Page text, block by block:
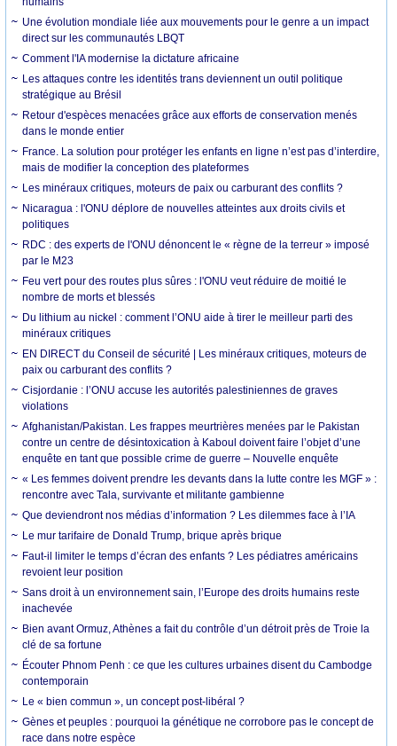
Une évolution mondiale liée aux mouvements pour le genre a un impact
direct sur les communautés LBQT
Comment l'IA modernise la dictature africaine
Les attaques contre les identités trans deviennent un outil politique
stratégique au Brésil
Retour d'espèces menacées grâce aux efforts de conservation menés
dans le monde entier
France. La solution pour protéger les enfants en ligne n’est pas d’interdire,
mais de modifier la conception des plateformes
Les minéraux critiques, moteurs de paix ou carburant des conflits ?
Nicaragua : l'ONU déplore de nouvelles atteintes aux droits civils et
politiques
RDC : des experts de l'ONU dénoncent le « règne de la terreur » imposé
par le M23
Feu vert pour des routes plus sûres : l'ONU veut réduire de moitié le
nombre de morts et blessés
Du lithium au nickel : comment l’ONU aide à tirer le meilleur parti des
minéraux critiques
EN DIRECT du Conseil de sécurité | Les minéraux critiques, moteurs de
paix ou carburant des conflits ?
Cisjordanie : l’ONU accuse les autorités palestiniennes de graves
violations
Afghanistan/Pakistan. Les frappes meurtrières menées par le Pakistan
contre un centre de désintoxication à Kaboul doivent faire l’objet d’une
enquête en tant que possible crime de guerre – Nouvelle enquête
« Les femmes doivent prendre les devants dans la lutte contre les MGF » :
rencontre avec Tala, survivante et militante gambienne
Que deviendront nos médias d’information ? Les dilemmes face à l’IA
Le mur tarifaire de Donald Trump, brique après brique
Faut-il limiter le temps d’écran des enfants ? Les pédiatres américains
revoient leur position
Sans droit à un environnement sain, l’Europe des droits humains reste
inachevée
Bien avant Ormuz, Athènes a fait du contrôle d’un détroit près de Troie la
clé de sa fortune
Écouter Phnom Penh : ce que les cultures urbaines disent du Cambodge
contemporain
Le « bien commun », un concept post-libéral ?
Gènes et peuples : pourquoi la génétique ne corrobore pas le concept de
race dans notre espèce